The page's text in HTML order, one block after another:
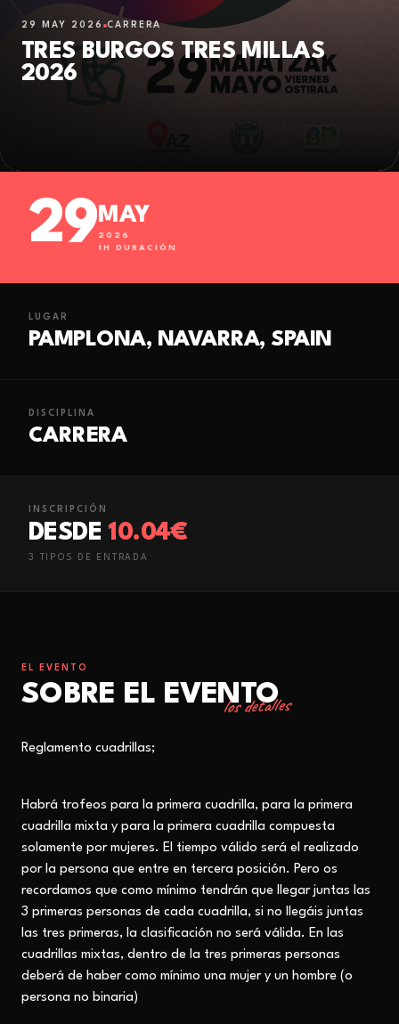
29 MAY 2026 CARRERA
TRES BURGOS TRES MILLAS
2026
29 MAY
2026
1H DURACIÓN
LUGAR
PAMPLONA, NAVARRA, SPAIN
DISCIPLINA
CARRERA
INSCRIPCIÓN
DESDE 10.04€
3 TIPO S DE ENTRADA
EL EVENTO
SOBRE EL EVENTO
los detalles
Reglamento cuadrillas;
Habrá trofeos para la primera cuadrilla, para la primera
cuadrilla mixta y para la primera cuadrilla compuesta
solamente por mujeres. El tiempo válido será el realizado
por la persona que entre en tercera posición. Pero os
recordamos que como mínimo tendrán que llegar juntas las
3 primeras personas de cada cuadrilla, si no llegáis juntas
las tres primeras, la clasificación no será válida. En las
cuadrillas mixtas, dentro de la tres primeras personas
deberá de haber como mínimo una mujer y un hombre (o
persona no binaria)